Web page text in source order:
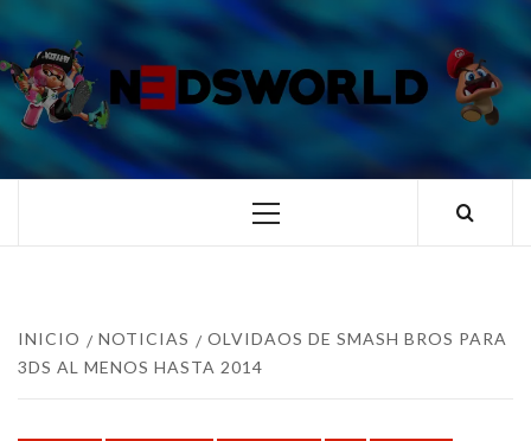
al
contenido
TUS ESPECIALISTAS EN NINTENDO
Menú
INICIO NOTICIAS
OLVIDAOS DE SMASH BROS PARA
3DS AL MENOS HASTA 2014